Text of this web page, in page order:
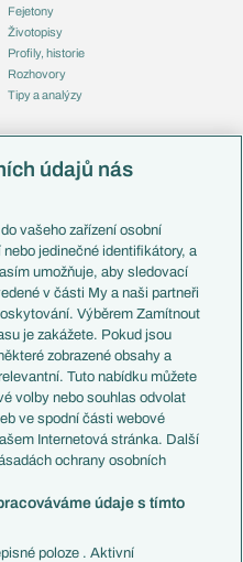
Fejetony
Životopisy
Profily, historie
Rozhovory
Tipy a analýzy
Česko
Francie
Itálie
Německo
Španělsko
Argentina
Brazílie
Přestupy
Zápasy
Livescore
Tipovací soutěž
údajů nás
vašeho zařízení osobní
jedinečné identifikátory, a
umožňuje, aby sledovací
v části My a naši partneři
Výběrem Zamítnout
je zakážete. Pokud jsou
zobrazené obsahy a
Tuto nabídku můžete
volby nebo souhlas odvolat
ve spodní části webové
Internetová stránka. Další
ochrany osobních
údaje s tímto
poloze . Aktivní